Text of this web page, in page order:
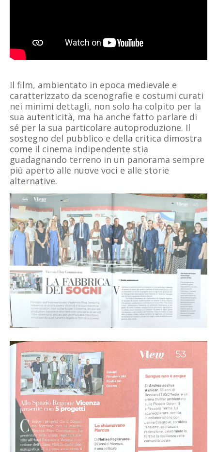
Il film, ambientato in epoca medievale e
caratterizzato da scenografie e costumi curati
nei minimi dettagli, non solo ha colpito per la
sua autenticità, ma ha anche fatto parlare di
sé per la sua particolare autoproduzione. Il
sostegno del pubblico e della critica dimostra
come il cinema indipendente stia
guadagnando terreno in un panorama sempre
più aperto alle nuove voci e alle storie
alternative.